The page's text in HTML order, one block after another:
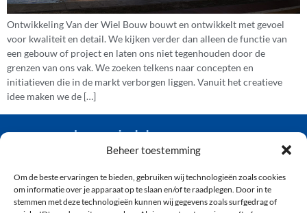
Beheer toestemming
Om de beste ervaringen te bieden, gebruiken wij technologieën zoals cookies
om informatie over je apparaat op te slaan en/of te raadplegen. Door in te
stemmen met deze technologieën kunnen wij gegevens zoals surfgedrag of
Ontwikkeling Van der Wiel Bouw bouwt en ontwikkelt met gevoel
voor kwaliteit en detail. We kijken verder dan alleen de functie van
een gebouw of project en laten ons niet tegenhouden door de
grenzen van ons vak. We zoeken telkens naar concepten en
initiatieven die in de markt verborgen liggen. Vanuit het creatieve
idee maken we de […]
van der wiel bouw
(071) 361 92 04
info@vanderwielbouw.nl